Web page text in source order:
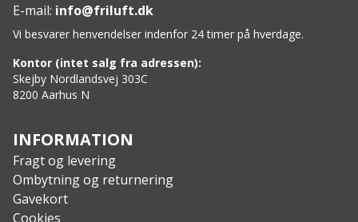
Specs:
Vægt: 60 g
Materiale: 100% polyester
Åndbarhed: 4/5
Isolering: 1/5
Vandresistent: 1/5
E-mail: info@friluft.dk
Vi besvarer henvendelser indenfor 24 timer på hverdage.
Kontor (intet salg fra adressen):
Skejby Nordlandsvej 303C
8200 Aarhus N
INFORMATION
Fragt og levering
Ombytning og returnering
Gavekort
Cookies